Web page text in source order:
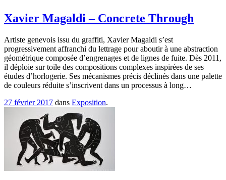
Xavier Magaldi – Concrete Through
Artiste genevois issu du graffiti, Xavier Magaldi s’est
progressivement affranchi du lettrage pour aboutir à une abstraction
géométrique composée d’engrenages et de lignes de fuite. Dès 2011,
il déploie sur toile des compositions complexes inspirées de ses
études d’horlogerie. Ses mécanismes précis déclinés dans une palette
de couleurs réduite s’inscrivent dans un processus à long…
27 février 2017 dans Exposition.